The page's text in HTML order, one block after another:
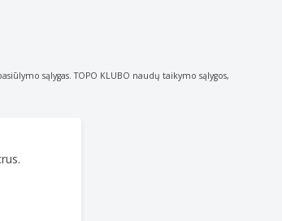
sąlygas. TOPO KLUBO naudų taikymo sąlygos,